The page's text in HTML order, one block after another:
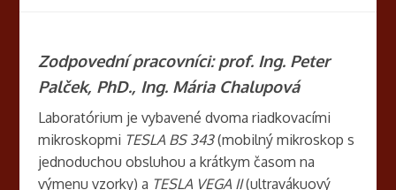
Zodpovední pracovníci: prof. Ing. Peter
Palček, PhD., Ing. Mária Chalupová
Laboratórium je vybavené dvoma riadkovacími
mikroskopmi TESLA BS 343(mobilný mikroskop s
jednoduchou obsluhou a krátkym časom na
výmenu vzorky) a TESLA VEGA II(ultravákuový